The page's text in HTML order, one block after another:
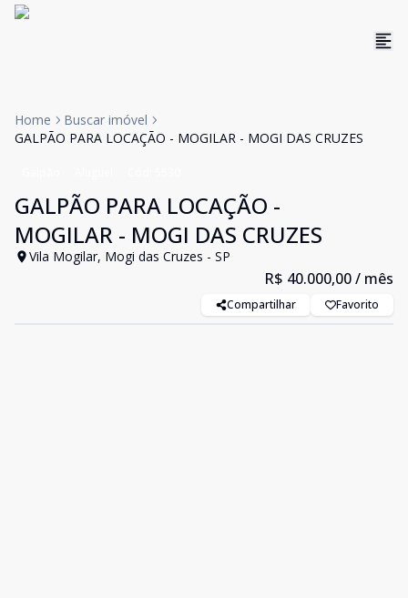
Home
Buscar imóvel
GALPÃO PARA LOCAÇÃO - MOGILAR - MOGI DAS CRUZES
GALPÃO PARA LOCAÇÃO -
MOGILAR - MOGI DAS CRUZES
Vila Mogilar, Mogi das Cruzes - SP
R$ 40.000,00/ mês
Compartilhar Favorito